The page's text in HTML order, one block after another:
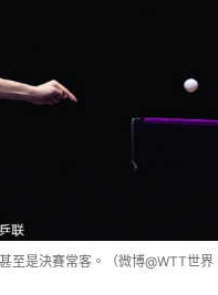
至是決賽常客。（微博@WTT世界